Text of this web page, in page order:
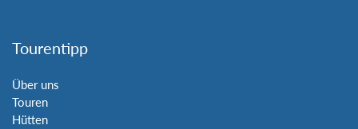
Tourentipp
Über uns
Touren
Hütten